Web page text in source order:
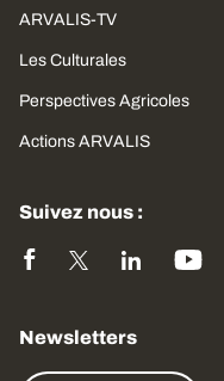
ARVALIS-TV
Les Culturales
Perspectives Agricoles
Actions ARVALIS
Suivez nous :
Newsletters